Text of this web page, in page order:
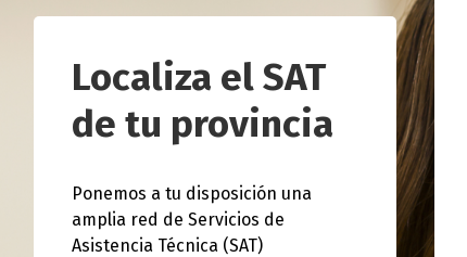
Localiza el SAT
de tu provincia
Ponemos a tu disposición una
amplia red de Servicios de
Asistencia Técnica (SAT)